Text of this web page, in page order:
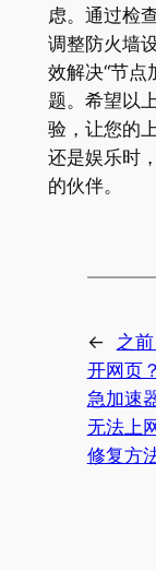
虑。通过检
调整防火墙
效解决“节点
题。希望以
验，让您的
还是娱乐时
的伙伴。
← 之前
开网页
急加速
无法上
修复方